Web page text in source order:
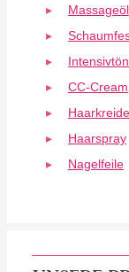
Massageöl
CC-Cream
Haarkreide
Haarspray
Nagelfeile